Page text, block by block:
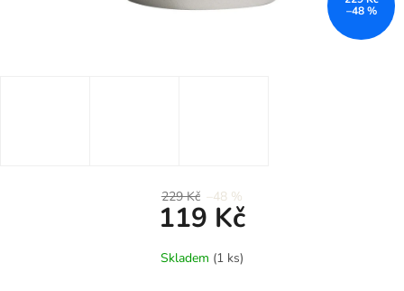
–48 %
229 Kč –48 %
119 Kč
Měrná
cena:
Skladem (1 ks)